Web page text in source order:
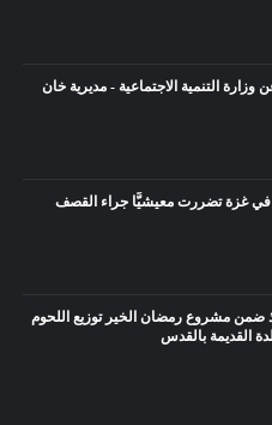
وزارة التنمية الاجتماعية - مديرية خان
94 أسرة في غزة تضررت معيشيًّا جراء القصف
ضمن مشروع رمضان الخير توزيع اللحوم
القديمة بالقدس